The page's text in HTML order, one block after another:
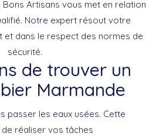
Artisans vous met en relation
Notre expert résout votre
dans le respect des normes de
sécurité.
de trouver un
Marmande
passer les eaux usées. Cette
réaliser vos tâches